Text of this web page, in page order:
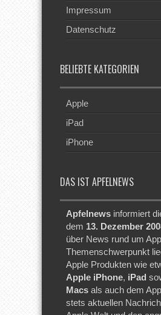
Impressum
Datenschutz
BELIEBTE KATEGORIEN
Apple
iPad
iPhone
DAS IST APFELNEWS
Apfelnews informiert
dem 13. Dezember
über News rund um
Themenschwerpunkt
Apple Produkten wie
Apple iPhone, iPad
Macs als auch dem
stets aktuellen